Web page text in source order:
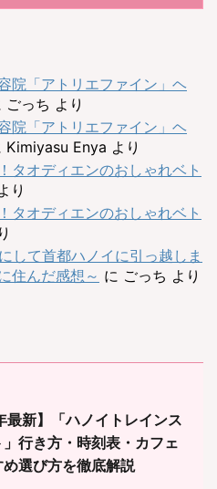
院「アトリエファイン」ヘ
ごっち より
院「アトリエファイン」ヘ
Kimiyasu Enya より
タオディエンのおしゃれベト
り
タオディエンのおしゃれベト
して首都ハノイに引っ越しま
住んだ感想～ に ごっち より
最新】「ハノイトレインス
」行き方・時刻表・カフェ
め選び方を徹底解説